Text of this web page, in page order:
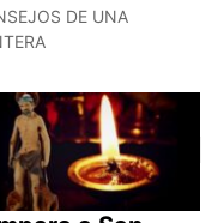
DE UNA